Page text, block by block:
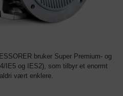
bruker Super Premium- og
IE5 og IES2), som tilbyr et enormt
vært enklere.